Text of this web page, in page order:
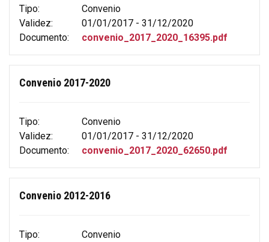
Tipo:
Convenio
Validez:
01/01/2017 - 31/12/2020
Documento:
convenio_2017_2020_16395.pdf
Convenio 2017-2020
Tipo:
Convenio
Validez:
01/01/2017 - 31/12/2020
Documento:
convenio_2017_2020_62650.pdf
Convenio 2012-2016
Tipo:
Convenio